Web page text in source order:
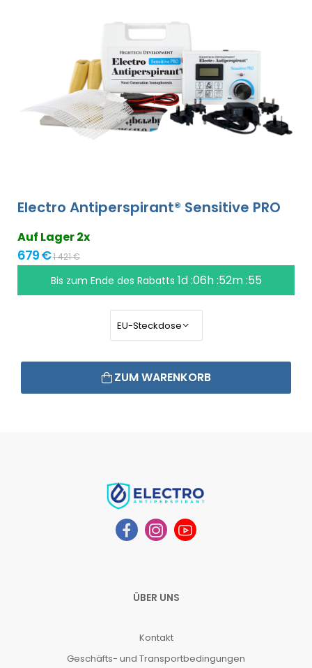
Electro Antiperspirant® Sensitive PRO
Auf Lager 2x
679 €1 421 €
Bis zum Ende des Rabatts 1d :06h :52m :54
ZUM WARENKORB
ÜBER UNS
Kontakt
Geschäfts- und Transportbedingungen